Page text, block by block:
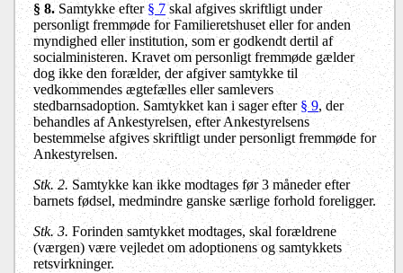
§ 8.Samtykke efter§ 7skal afgives skriftligt under
personligt fremmøde for Familieretshuset eller for anden
myndighed eller institution, som er godkendt dertil af
socialministeren. Kravet om personligt fremmøde gælder
dog ikke den forælder, der afgiver samtykke til
vedkommendes ægtefælles eller samlevers
stedbarnsadoption. Samtykket kan i sager efter § 9, der
behandles af Ankestyrelsen, efter Ankestyrelsens
bestemmelse afgives skriftligt under personligt fremmøde for
Ankestyrelsen.
Stk. 2.Samtykke kan ikke modtages før 3 måneder efter
barnets fødsel, medmindre ganske særlige forhold foreligger.
Stk. 3. Forinden samtykket modtages, skal forældrene
(værgen) være vejledet om adoptionens og samtykkets
retsvirkninger.